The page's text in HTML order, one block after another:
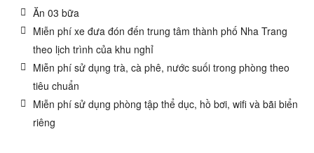
Ăn 03 bữa
Miễn phí xe đưa đón đến trung tâm thành phố Nha Trang
theo lịch trình của khu nghỉ
Miễn phí sử dụng trà, cà phê, nước suối trong phòng theo
tiêu chuẩn
Miễn phí sử dụng phòng tập thể dục, hồ bơi, wifi và bãi biển
riêng